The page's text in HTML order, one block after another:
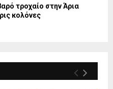
τροχαίο στην Άρια
κολόνες